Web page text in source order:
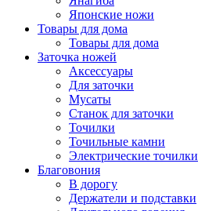
Японские ножи
Товары для дома
Товары для дома
Заточка ножей
Аксессуары
Для заточки
Мусаты
Станок для заточки
Точилки
Точильные камни
Электрические точилки
Благовония
В дорогу
Держатели и подставки